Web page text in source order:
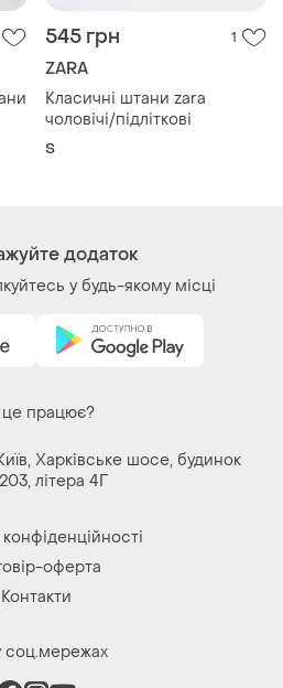
додаток
у будь-якому місці
працює?
Харківське шосе, будинок
літера 4Г
конфіденційності
Контакти
Shafa.ua